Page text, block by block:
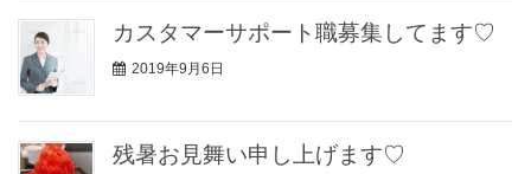
カスタマーサポート職募集してます♡
2019年9月6日
残暑お見舞い申し上げます♡